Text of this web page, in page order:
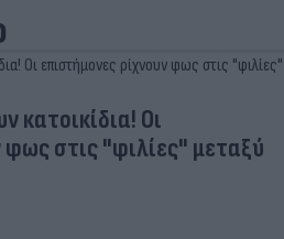
κατοικίδια! Οι
φως στις "φιλίες" μεταξύ